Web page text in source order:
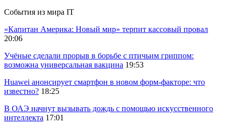
События из мира IT
«Капитан Америка: Новый мир» терпит кассовый провал
20:06
Учёные сделали прорыв в борьбе с птичьим гриппом:
возможна универсальная вакцина 19:53
Huawei анонсирует смартфон в новом форм-факторе: что
известно? 18:25
В ОАЭ начнут вызывать дождь с помощью искусственного
интеллекта 17:01